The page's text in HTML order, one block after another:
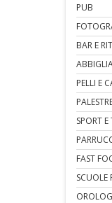
PUB
BAR E
PELLI E
SPORT
FAST
SCUOLE